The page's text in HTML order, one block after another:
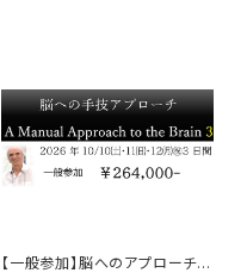
【一般参加】脳へのアプローチ